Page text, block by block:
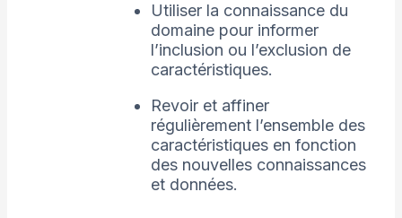
Utiliser la connaissance du
domaine pour informer
l’inclusion ou l’exclusion de
caractéristiques.
Revoir et affiner
régulièrement l’ensemble des
caractéristiques en fonction
des nouvelles connaissances
et données.